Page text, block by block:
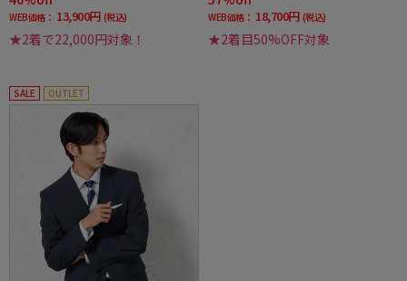
WEB価格： 13,900円 (税込)
★2着で22,000円対象！
WEB価格： 18,700円 (税込)
★2着目50%OFF対象
SALE OUTLET